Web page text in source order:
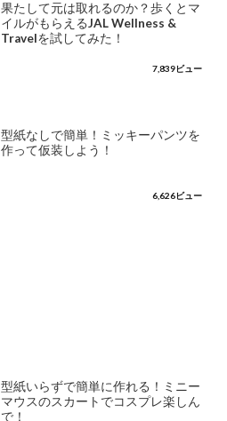
果たして元は取れるのか？歩くとマ
イルがもらえるJAL Wellness &
Travelを試してみた！
7,839ビュー
型紙なしで簡単！ミッキーパンツを
作って仮装しよう！
6,626ビュー
型紙いらずで簡単に作れる！ミニー
マウスのスカートでコスプレ楽しん
で！